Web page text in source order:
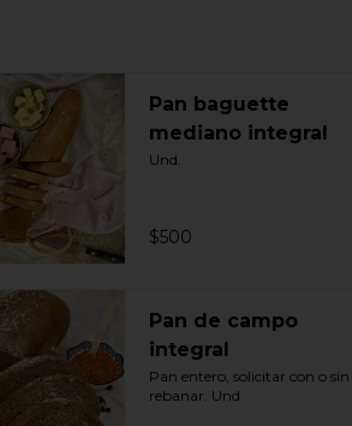
Pan baguette
mediano integral
Und.
$500
Pan de campo
integral
Pan entero, solicitar con o sin
rebanar. Und.